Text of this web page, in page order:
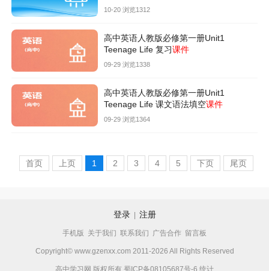
10-20 浏览1312
高中英语人教版必修第一册Unit1
Teenage Life 复习课件
09-29 浏览1338
高中英语人教版必修第一册Unit1
Teenage Life 课文语法填空课件
09-29 浏览1364
首页 上页 1 2 3 4 5 下页 尾页
登录| 注册
手机版 关于我们 联系我们 广告合作 留言板
Copyright© www.gzenxx.com 2011-2026 All Rights Reserved
高中学习网 版权所有 蜀ICP备08105687号-6 统计